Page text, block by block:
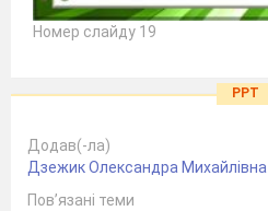
Номер слайду 19
PPT
Додав(-ла)
Дзежик Олександра Михайлівна
Пов’язані теми